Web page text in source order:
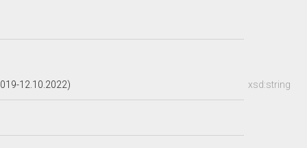
xsd:string
12.10.2022)